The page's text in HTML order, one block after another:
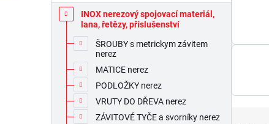
n
INOX nerezový spojovací materiál,
lana, řetězy, příslušenství
ŠROUBY s metrickym závitem
nerez
MATICE nerez
PODLOŽKY nerez
VRUTY DO DŘEVA nerez
ZÁVITOVÉ TYČE a svorníky nerez